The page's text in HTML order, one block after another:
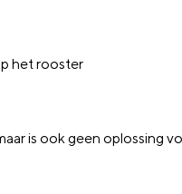
het rooster
is ook geen oplossing